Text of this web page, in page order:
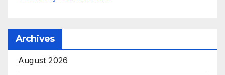
Archives
August 2026